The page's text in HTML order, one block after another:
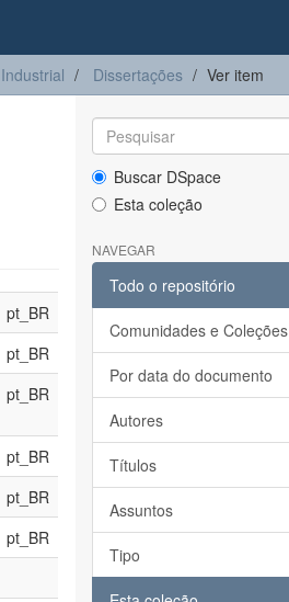
Dissertações Ver item
pt_BR
pt_BR
pt_BR
pt_BR
pt_BR
pt_BR
Buscar DSpace
Esta coleção
NAVEGAR
Todo o repositório
Comunidades e Coleções
Por data do documento
Autores
Títulos
Assuntos
Tipo